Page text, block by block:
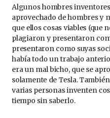
Algunos hombres
aprovechado de hombres y
que ellos cosas viables (que
plagiaron y presentaron
presentaron como suyas
había todo un trabajo
era un mal bicho, que se
solamente de Tesla.
varias personas inventen
tiempo sin saberlo.